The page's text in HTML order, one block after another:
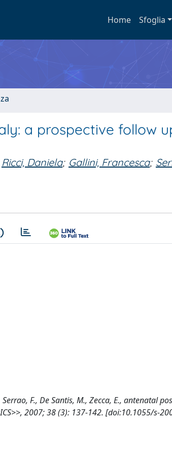
Home Sfoglia
a prospective follow
Ricci, Daniela; Gallini, Francesca;
F., De Santis, M., Zecca, E., antenatal
2007; 38 (3): 137-142. [doi:10.1055/s-